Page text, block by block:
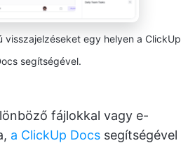
visszajelzéseket egy helyen a ClickUp
segítségével.
fájlokkal vagy e-
a ClickUp Docs segítségével